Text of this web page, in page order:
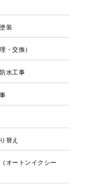
装
・交換）
水工事
替え
オートンイクシー